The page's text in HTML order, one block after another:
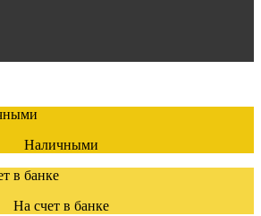
Наличными
На счет в банке